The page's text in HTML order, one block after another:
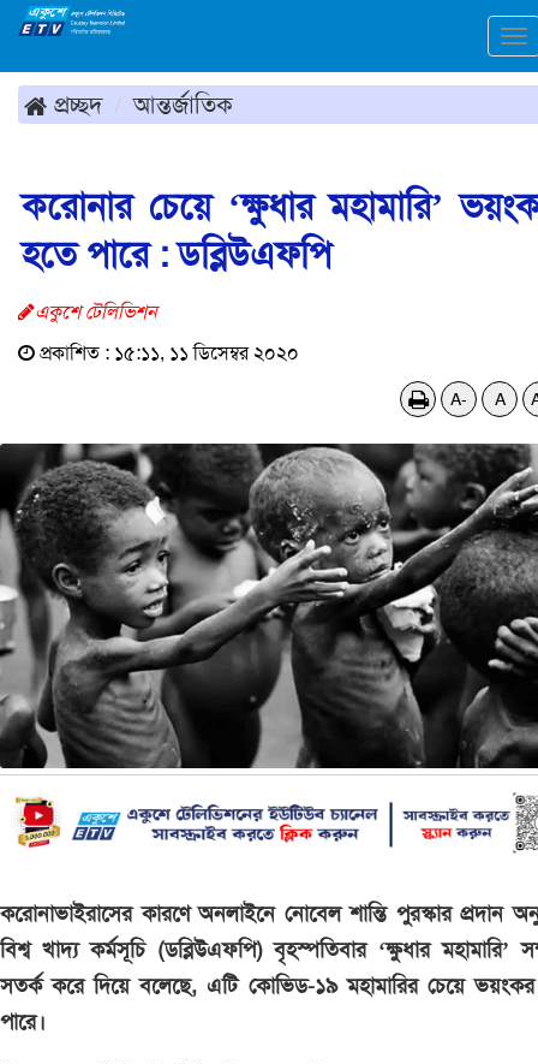
প্রচ্ছদ আন্তর্জাতিক
করোনার চেয়ে ‘ক্ষুধার মহামারি’
হতে পারে : ডব্লিউএফপি
একুশে টেলিভিশন
প্রকাশিত : ১৫:১১, ১১ ডিসেম্বর ২০২০
A- A
করোনাভাইরাসের কারণে অনলাইনে নোবেল শান্তি পুরস্কার প্রদান
বিশ্ব খাদ্য কর্মসূচি (ডব্লিউএফপি) বৃহস্পতিবার ‘ক্ষুধার মহামারি’
সতর্ক করে দিয়ে বলেছে, এটি কোভিড-১৯ মহামারির চেয়ে
পারে।